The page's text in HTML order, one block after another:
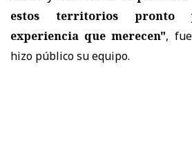
estos territorios
experiencia que merecen",
hizo público su equipo.